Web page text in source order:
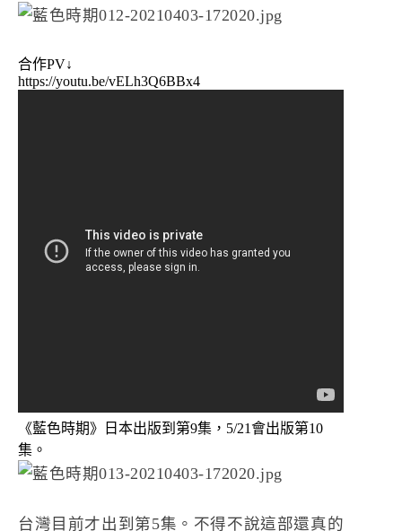
合作PV↓
https://youtu.be/vELh3Q6BBx4
《藍色時期》日本出版到第9集，5/21會出版第10
集。
台灣目前才出到第5集。不得不說這部還真的